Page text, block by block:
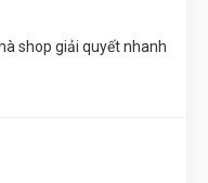
đã mua sản phẩm
ĐỘ MỞ NGÀM
NGÀM 60mm, LOẠI
shop giải quyết nhanh